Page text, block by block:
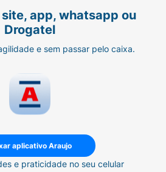
app, whatsapp ou
Drogatel
e sem passar pelo caixa.
aplicativo Araujo
e praticidade no seu celular